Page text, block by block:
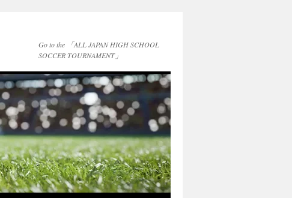
Go to the 「ALL JAPAN HIGH SCHOOL
SOCCER TOURNAMENT」